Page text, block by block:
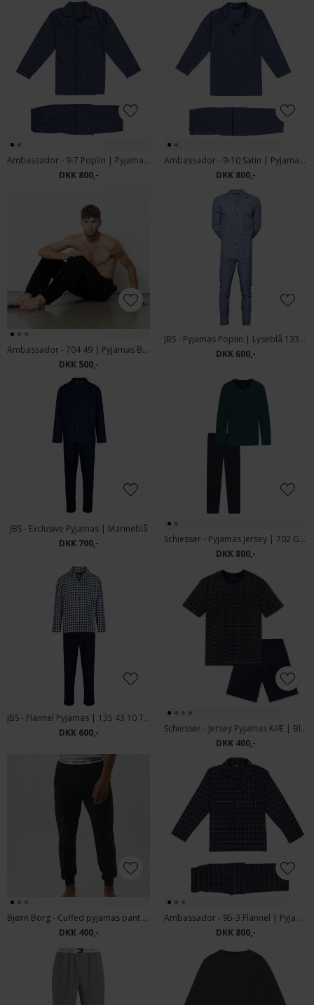
Ambassador - 9-7 Poplin | Pyjamas Blå
DKK 800,-
Ambassador - 9-10 Satin | Pyjamas Blå
DKK 800,-
Ambassador - 704 49 | Pyjamas Buks
DKK 500,-
JBS - Pyjamas Poplin | Lyseblå 133 43 1277
DKK 600,-
JBS - Exclusive Pyjamas | Marineblå
DKK 700,-
Schiesser - Pyjamas Jersey | 702 Grøn
DKK 800,-
JBS - Flannel Pyjamas | 135 43 10 Ternet
DKK 600,-
Schiesser - Jersey Pyjamas K/Æ | Blå Mønster
DKK 400,-
Bjørn Borg - Cuffed pyjamas pant | Pyjamas Buks Anthracite
DKK 400,-
Ambassador - 95-3 Flannel | Pyjamas Navy Grey
DKK 800,-